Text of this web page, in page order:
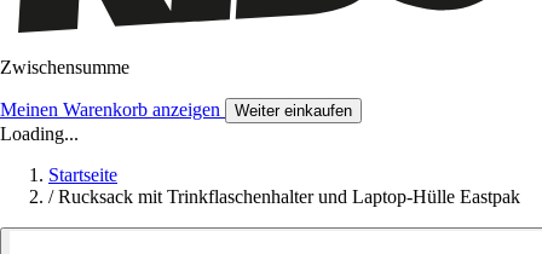
Zwischensumme
Meinen Warenkorb anzeigen Weiter einkaufen
Loading...
Startseite
/ Rucksack mit Trinkflaschenhalter und Laptop-Hülle Eastpak